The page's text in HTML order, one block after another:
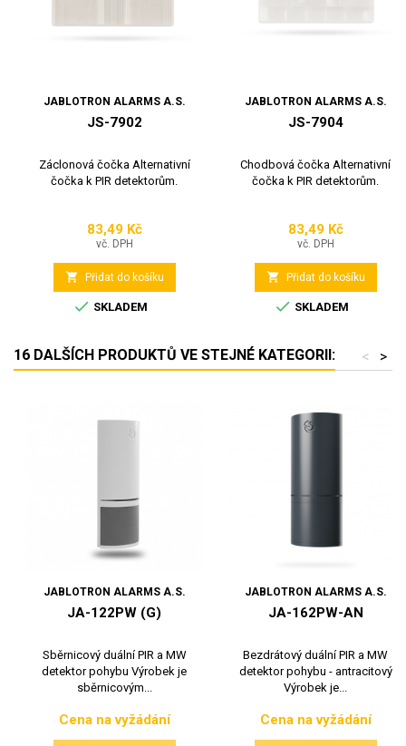
JABLOTRON ALARMS A.S.
JS-7902
Záclonová čočka Alternativní
čočka k PIR detektorům.
Cena
83,49 Kč
vč. DPH
 Přidat do košíku
 SKLADEM
JABLOTRON ALARMS A.S.
JS-7904
Chodbová čočka Alternativní
čočka k PIR detektorům.
Cena
83,49 Kč
vč. DPH
 Přidat do košíku
 SKLADEM
16 DALŠÍCH PRODUKTŮ VE STEJNÉ KATEGORII: >
<
JABLOTRON ALARMS A.S.
JA-122PW (G)
Sběrnicový duální PIR a MW
detektor pohybu Výrobek je
sběrnicovým...
Cena
Cena na vyžádání
JABLOTRON ALARMS A.S.
JA-162PW-AN
Bezdrátový duální PIR a MW
detektor pohybu - antracitový
Výrobek je...
Cena
Cena na vyžádání